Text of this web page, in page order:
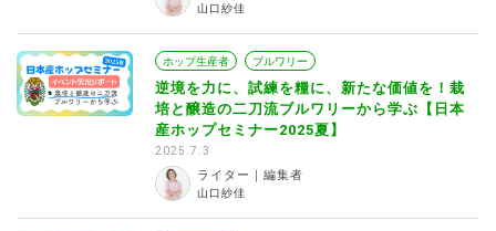
山口紗佳
ホップ生産者 ブルワリー
逆境を力に、試練を糧に、新たな価値を！栽
培と醸造の二刀流ブルワリーから学ぶ【日本
産ホップセミナー2025夏】
2025.7.3
ライター｜編集者
山口紗佳